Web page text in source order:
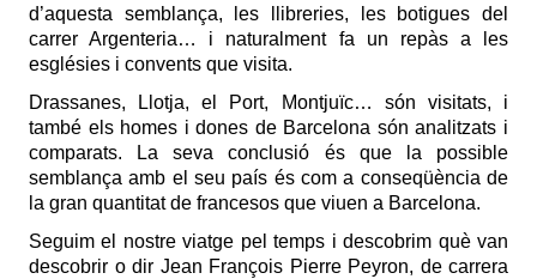
d’aquesta semblança, les llibreries, les botigues del
carrer Argenteria… i naturalment fa un repàs a les
esglésies i convents que visita.
Drassanes, Llotja, el Port, Montjuïc… són visitats, i
també els homes i dones de Barcelona són analitzats i
comparats. La seva conclusió és que la possible
semblança amb el seu país és com a conseqüència de
la gran quantitat de francesos que viuen a Barcelona.
Seguim el nostre viatge pel temps i descobrim què van
descobrir o dir Jean François Pierre Peyron, de carrera